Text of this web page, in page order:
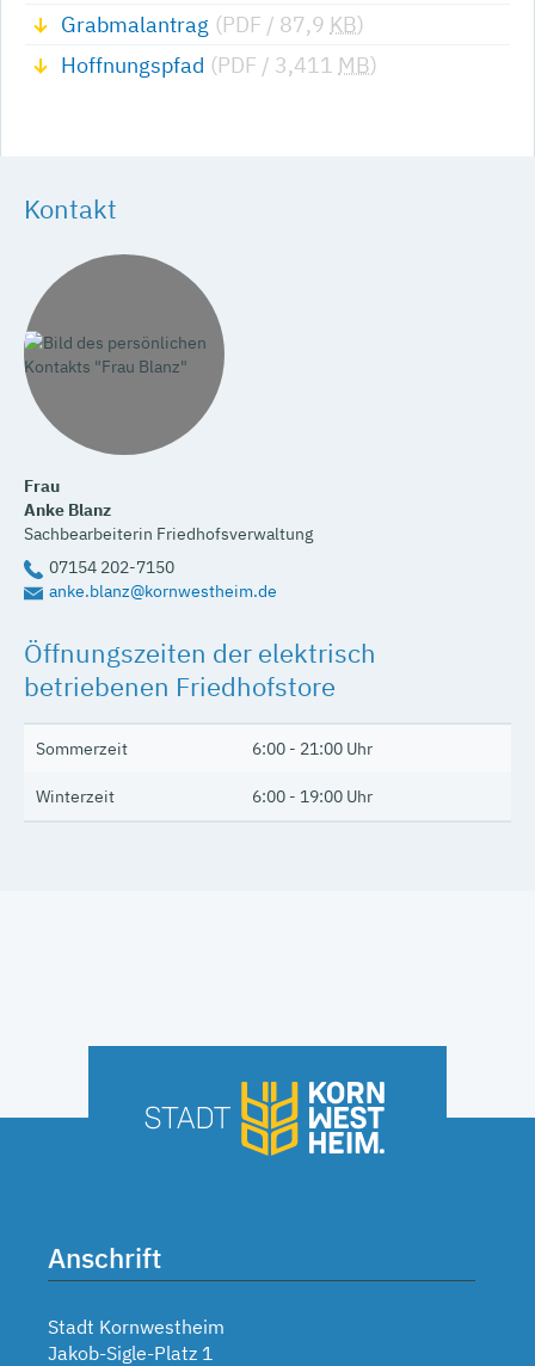
Grabmalantrag (PDF / 87,9 KB)
Hoffnungspfad (PDF / 3,411 MB)
Kontakt
Frau
Anke Blanz
Sachbearbeiterin Friedhofsverwaltung
anke.blanz@kornwestheim.de
07154 202-7150
Öffnungszeiten der elektrisch
betriebenen Friedhofstore
Sommerzeit 6:00 - 21:00 Uhr
Winterzeit 6:00 - 19:00 Uhr
Anschrift
Stadt Kornwestheim
Jakob-Sigle-Platz 1